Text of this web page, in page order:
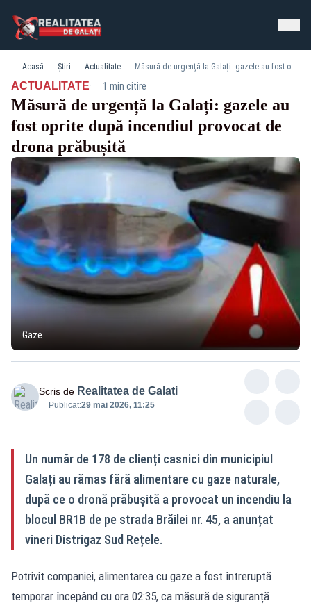
Acasă Știri Actualitate Măsură de urgență la Galați: gazele au fost oprite după incendiul provocat de drona prăbușită
ACTUALITATE· 1 min citire
Măsură de urgență la Galați: gazele au
fost oprite după incendiul provocat de
drona prăbușită
Gaze
Scris de Realitatea de Galati
Publicat:29 mai 2026, 11:25
Un număr de 178 de clienți casnici din municipiul
Galați au rămas fără alimentare cu gaze naturale,
după ce o dronă prăbușită a provocat un incendiu la
blocul BR1B de pe strada Brăilei nr. 45, a anunțat
vineri Distrigaz Sud Rețele.
Potrivit companiei, alimentarea cu gaze a fost întreruptă
temporar începând cu ora 02:35, ca măsură de siguranță